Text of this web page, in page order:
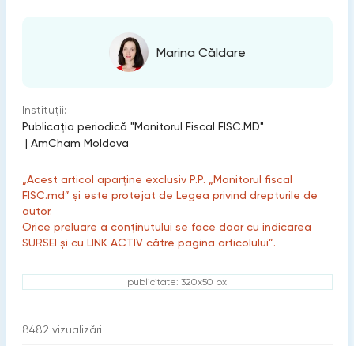
Marina Căldare
Instituții:
Publicaţia periodică "Monitorul Fiscal FISC.MD"
| AmCham Moldova
„Acest articol aparține exclusiv P.P. „Monitorul fiscal
FISC.md” și este protejat de Legea privind drepturile de
autor.
Orice preluare a conținutului se face doar cu indicarea
SURSEI și cu LINK ACTIV către pagina articolului”.
publicitate: 320x50 px
8482 vizualizări